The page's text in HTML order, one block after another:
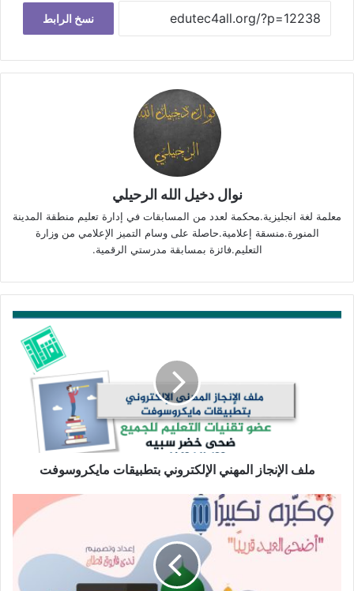
نسخ الرابط
نوال دخيل الله الرحيلي
معلمة لغة انجليزية.محكمة لعدد من المسابقات في إدارة تعليم منطقة المدينة
المنورة.منسقة إعلامية.حاصلة على وسام التميز الإعلامي من وزارة
التعليم.فائزة بمسابقة مدرستي الرقمية.
ملف
ملف الإنجاز المهني الإلكتروني بتطبيقات مايكروسوفت
ها
قد
العشر-